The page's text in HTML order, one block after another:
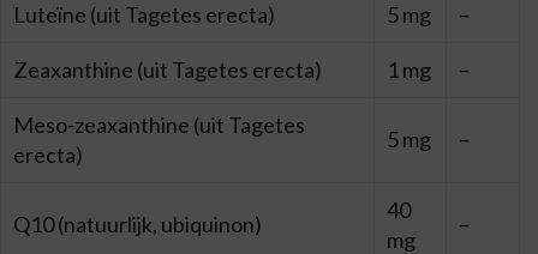
Luteïne (uit Tagetes erecta) 5 mg –
Zeaxanthine (uit Tagetes erecta) 1 mg –
Meso-zeaxanthine (uit Tagetes
erecta)
5 mg –
Q10 (natuurlijk, ubiquinon)
40
mg
–